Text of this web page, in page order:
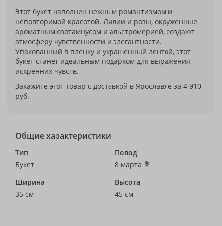
Этот букет наполнен нежным романтизмом и
неповторимой красотой. Лилии и розы, окруженные
ароматным озотамнусом и альстромерией, создают
атмосферу чувственности и элегантности.
Упакованный в пленку и украшенный лентой, этот
букет станет идеальным подарком для выражения
искренних чувств.
Закажите этот товар с доставкой в Ярославле за 4 910
руб.
Общие характеристики
Тип
Букет
Повод
8 марта 💐
Ширина
35 см
Высота
45 см